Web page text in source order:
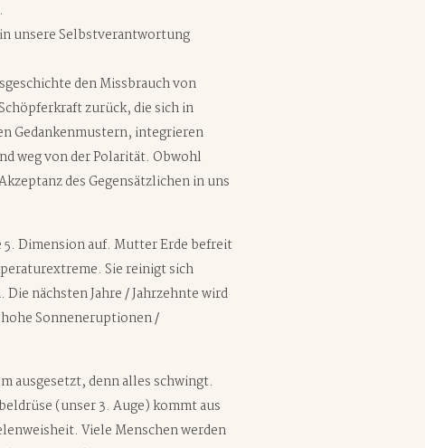
unsere Selbstverantwortung
den Missbrauch von
zurück, die sich in
Gedankenmustern, integrieren
weg von der Polarität. Obwohl
des Gegensätzlichen in uns
Dimension auf. Mutter Erde befreit
Sie reinigt sich
nächsten Jahre / Jahrzehnte wird
hohe Sonneneruptionen /
ausgesetzt, denn alles schwingt.
(unser 3. Auge) kommt aus
Viele Menschen werden